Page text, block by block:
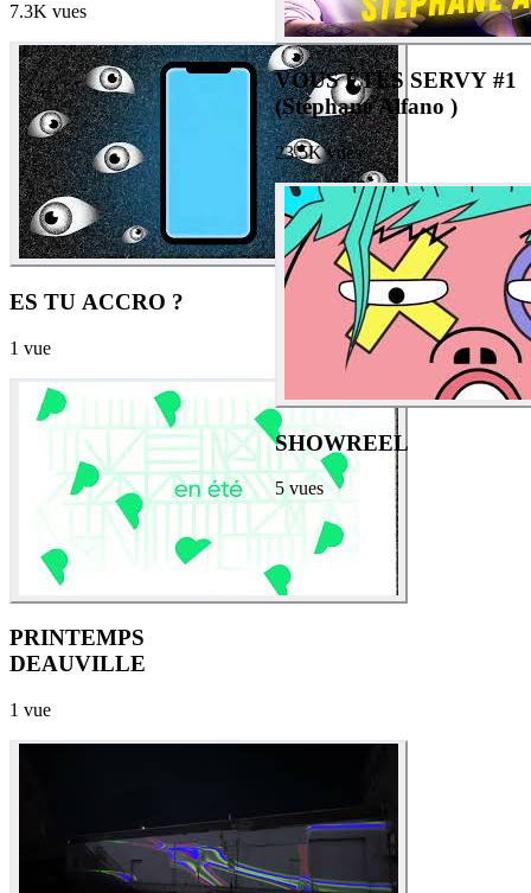
7.3K vues
ES TU ACCRO ?
1 vue
PRINTEMPS
DEAUVILLE
1 vue
VOUS ÊTES SERVY #1
(Stéphane Alfano )
23.5K vues
SHOWREEL
5 vues